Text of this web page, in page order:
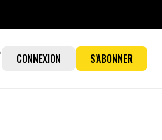
CONNEXION S'ABONNER